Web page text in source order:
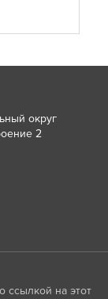
округ
2
ссылкой на этот